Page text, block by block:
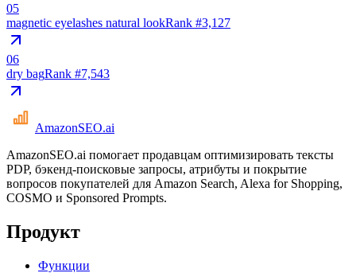
05
magnetic eyelashes natural lookRank #3,127
06
dry bagRank #7,543
AmazonSEO.ai
AmazonSEO.ai помогает продавцам оптимизировать тексты
PDP, бэкенд-поисковые запросы, атрибуты и покрытие
вопросов покупателей для Amazon Search, Alexa for Shopping,
COSMO и Sponsored Prompts.
Продукт
Функции